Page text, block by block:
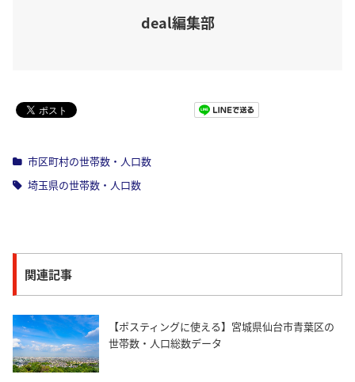
deal編集部
市区町村の世帯数・人口数
埼玉県の世帯数・人口数
関連記事
【ポスティングに使える】宮城県仙台市青葉区の
世帯数・人口総数データ